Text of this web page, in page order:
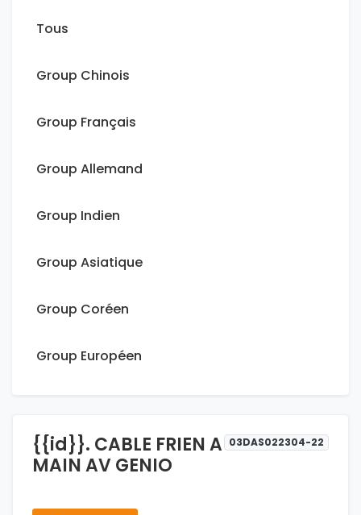
Tous
Group Chinois
Group Français
Group Allemand
Group Indien
Group Asiatique
Group Coréen
Group Européen
{{id}}. CABLE FRIEN A
MAIN AV GENIO
03DAS022304-22